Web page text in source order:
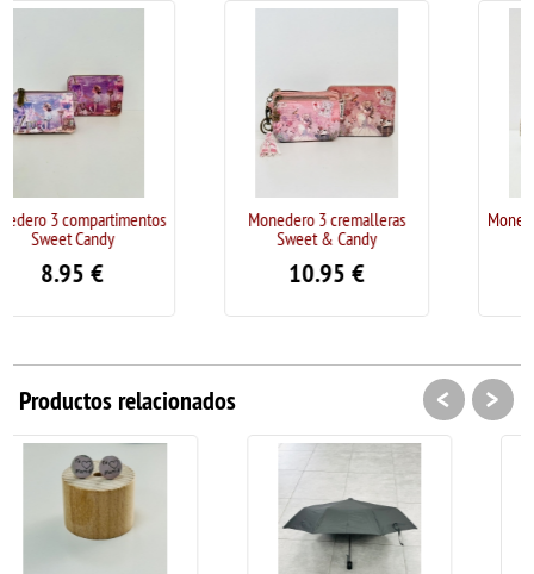
Monedero 3 cremalleras
Monedero 3
Productos relacionados < >